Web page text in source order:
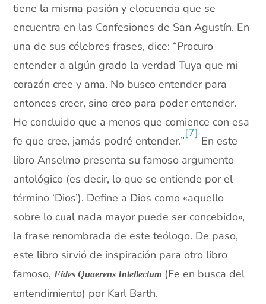
tiene la misma pasión y elocuencia que se
encuentra en las Confesiones de San Agustín. En
una de sus célebres frases, dice: “Procuro
entender a algún grado la verdad Tuya que mi
corazón cree y ama. No busco entender para
entonces creer, sino creo para poder entender.
He concluido que a menos que comience con esa
fe que cree, jamás podré entender.”
[7]
En este
libro Anselmo presenta su famoso argumento
antológico (es decir, lo que se entiende por el
término ‘Dios’). Define a Dios como «aquello
sobre lo cual nada mayor puede ser concebido»,
la frase renombrada de este teólogo. De paso,
este libro sirvió de inspiración para otro libro
famoso,Fides Quaerens Intellectum (Fe en busca del
entendimiento) por Karl Barth.